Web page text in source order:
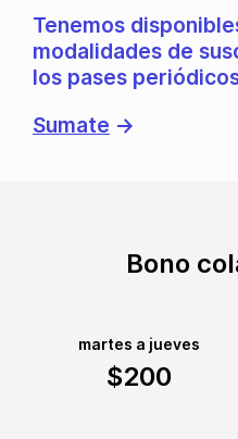
Tenemos
modalidades de
los pases
Sumate →
Bono
martes a jueves
$200